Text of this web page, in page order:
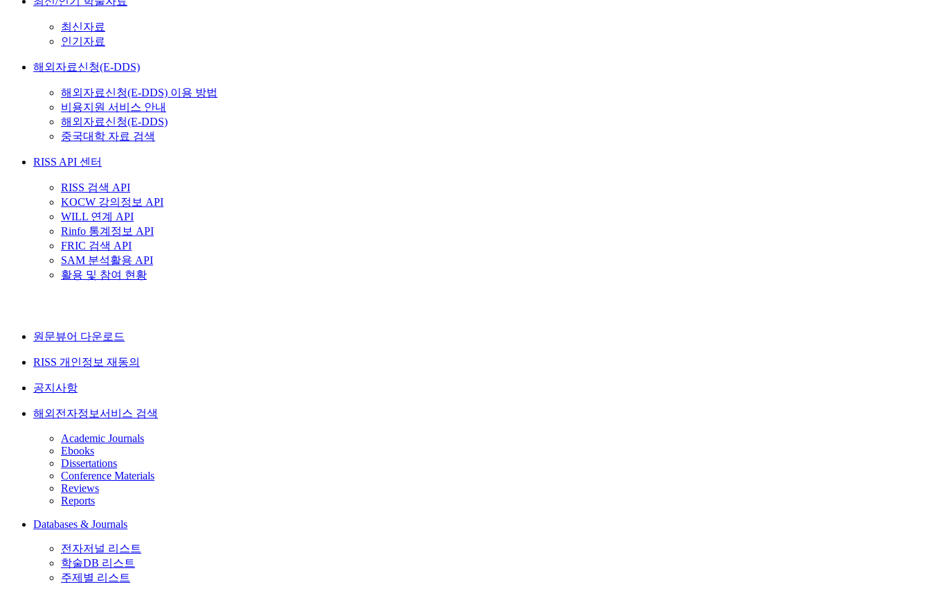
최신자료
인기자료
해외자료신청(E-DDS)
해외자료신청(E-DDS) 이용 방법
비용지원 서비스 안내
해외자료신청(E-DDS)
중국대학 자료 검색
RISS API 센터
RISS 검색 API
KOCW 강의정보 API
WILL 연계 API
Rinfo 통계정보 API
FRIC 검색 API
SAM 분석활용 API
활용 및 참여 현황
원문뷰어 다운로드
RISS 개인정보 재동의
공지사항
해외전자정보서비스 검색
Academic Journals
Ebooks
Dissertations
Conference Materials
Reviews
Reports
Databases & Journals
전자저널 리스트
학술DB 리스트
주제별 리스트